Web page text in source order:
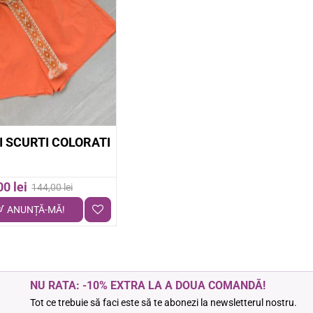
-14%
SCURTI COLORATI
lei 144,00 lei
ANUNȚĂ-MĂ!
NU RATA: -10% EXTRA LA A DOUA COMANDĂ!
Tot ce trebuie să faci este să te abonezi la newsletterul nostru.